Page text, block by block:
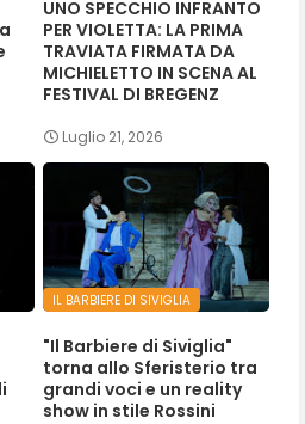
UNO SPECCHIO INFRANTO
PER VIOLETTA: LA PRIMA
TRAVIATA FIRMATA DA
MICHIELETTO IN SCENA AL
FESTIVAL DI BREGENZ
Luglio 21, 2026
IL BARBIERE DI SIVIGLIA
"Il Barbiere di Siviglia"
torna allo Sferisterio tra
grandi voci e un reality
show in stile Rossini